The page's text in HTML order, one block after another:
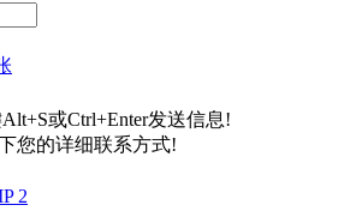
Alt+S或Ctrl+Enter发送信息!
您的详细联系方式!
2